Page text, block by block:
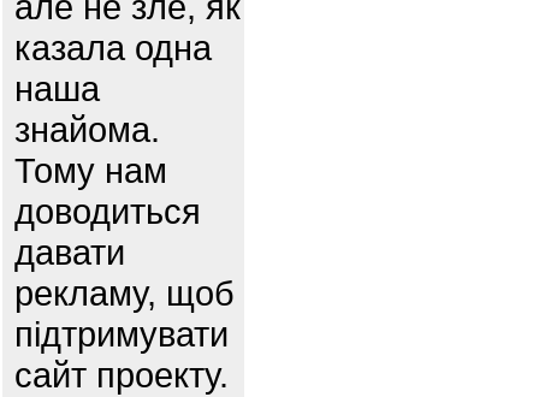
казала одна
наша
знайома.
Тому нам
доводиться
давати
рекламу, щоб
підтримувати
сайт проекту.